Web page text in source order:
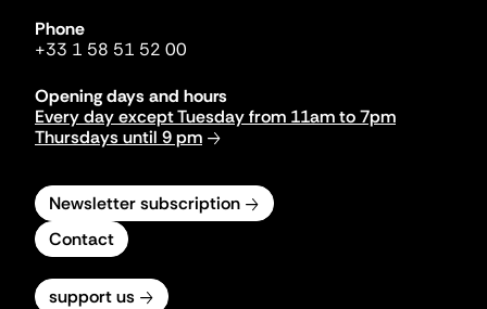
Phone
+33 1 58 51 52 00
Opening days and hours
Every day except Tuesday from 11am to 7pm
Thursdays until 9 pm
Newsletter subscription
Contact
support us